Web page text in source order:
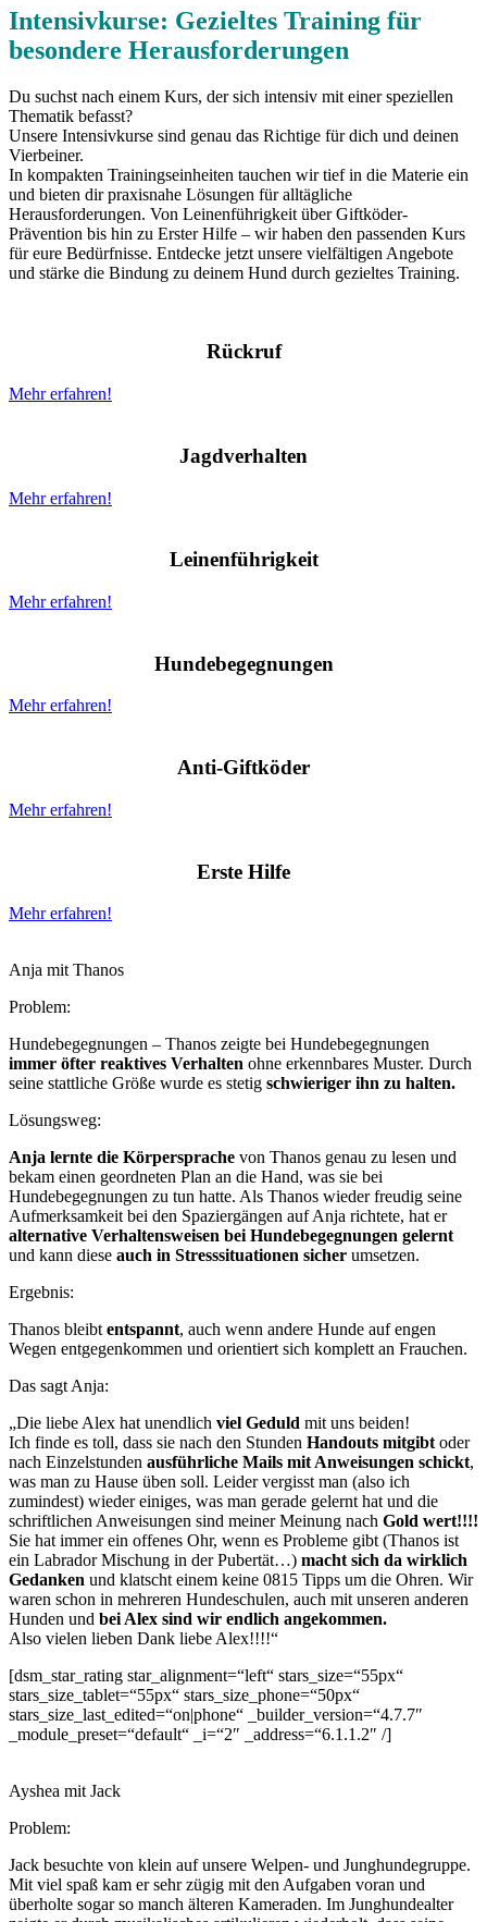
Intensivkurse: Gezieltes Training für
besondere Herausforderungen
Du suchst nach einem Kurs, der sich intensiv mit einer speziellen
Thematik befasst?
Unsere Intensivkurse sind genau das Richtige für dich und deinen
Vierbeiner.
In kompakten Trainingseinheiten tauchen wir tief in die Materie ein
und bieten dir praxisnahe Lösungen für alltägliche
Herausforderungen. Von Leinenführigkeit über Giftköder-
Prävention bis hin zu Erster Hilfe – wir haben den passenden Kurs
für eure Bedürfnisse. Entdecke jetzt unsere vielfältigen Angebote
und stärke die Bindung zu deinem Hund durch gezieltes Training.
Rückruf
Mehr erfahren!
Jagdverhalten
Mehr erfahren!
Leinenführigkeit
Mehr erfahren!
Hundebegegnungen
Mehr erfahren!
Anti-Giftköder
Mehr erfahren!
Erste Hilfe
Mehr erfahren!
Anja mit Thanos
Problem:
Hundebegegnungen – Thanos zeigte bei Hundebegegnungen
immer öfter reaktives Verhalten ohne erkennbares Muster. Durch
seine stattliche Größe wurde es stetig schwieriger ihn zu halten.
Lösungsweg:
Anja lernte die Körpersprache von Thanos genau zu lesen und
bekam einen geordneten Plan an die Hand, was sie bei
Hundebegegnungen zu tun hatte. Als Thanos wieder freudig seine
Aufmerksamkeit bei den Spaziergängen auf Anja richtete, hat er
alternative Verhaltensweisen bei Hundebegegnungen gelernt
und kann diese auch in Stresssituationen sicher umsetzen.
Ergebnis:
Thanos bleibt entspannt, auch wenn andere Hunde auf engen
Wegen entgegenkommen und orientiert sich komplett an Frauchen.
Das sagt Anja:
„Die liebe Alex hat unendlich viel Geduld mit uns beiden!
Ich finde es toll, dass sie nach den Stunden Handouts mitgibt oder
nach Einzelstunden ausführliche Mails mit Anweisungen schickt,
was man zu Hause üben soll. Leider vergisst man (also ich
zumindest) wieder einiges, was man gerade gelernt hat und die
schriftlichen Anweisungen sind meiner Meinung nach Gold wert!!!!
Sie hat immer ein offenes Ohr, wenn es Probleme gibt (Thanos ist
ein Labrador Mischung in der Pubertät…) macht sich da wirklich
Gedanken und klatscht einem keine 0815 Tipps um die Ohren. Wir
waren schon in mehreren Hundeschulen, auch mit unseren anderen
Hunden und bei Alex sind wir endlich angekommen.
Also vielen lieben Dank liebe Alex!!!!“
[dsm_star_rating star_alignment=“left“ stars_size=“55px“
stars_size_tablet=“55px“ stars_size_phone=“50px“
stars_size_last_edited=“on|phone“ _builder_version=“4.7.7″
_module_preset=“default“ _i=“2″ _address=“6.1.1.2″ /]
Ayshea mit Jack
Problem:
Jack besuchte von klein auf unsere Welpen- und Junghundegruppe.
Mit viel spaß kam er sehr zügig mit den Aufgaben voran und
überholte sogar so manch älteren Kameraden. Im Junghundealter